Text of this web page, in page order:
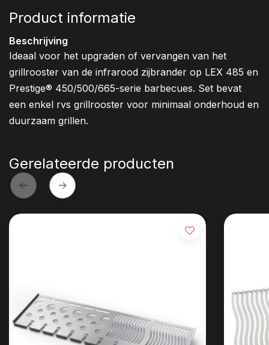
Product informatie
Beschrijving
Ideaal voor het upgraden of vervangen van het
grillrooster van de infrarood zijbrander op LEX 485 en
Prestige® 450/500/665-serie barbecues. Set bevat
een enkel rvs grillrooster voor minimaal onderhoud en
duurzaam grillen.
Gerelateerde producten